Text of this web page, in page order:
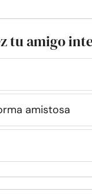
tu amigo
amistosa